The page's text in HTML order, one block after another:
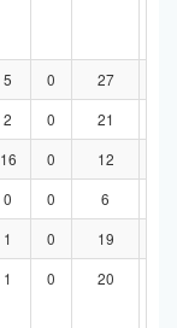
5 0 27
2 0 21
16 0 12
0 0 6
1 0 19
1 0 20